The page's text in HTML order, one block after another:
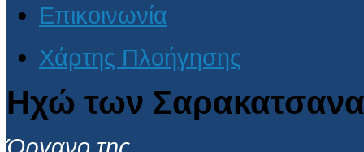
Επικοινωνία
Χάρτης Πλοήγησης
Ηχώ των
Όργανο της